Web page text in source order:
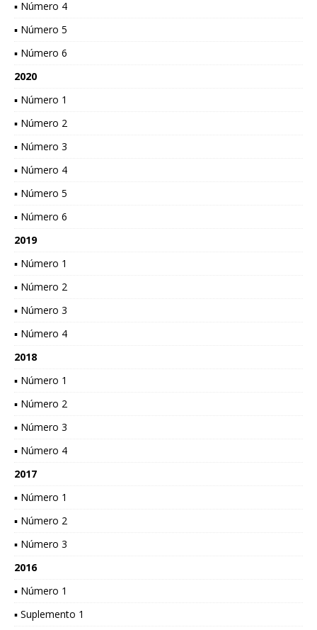
▪ Número 4
▪ Número 5
▪ Número 6
2020
▪ Número 1
▪ Número 2
▪ Número 3
▪ Número 4
▪ Número 5
▪ Número 6
2019
▪ Número 1
▪ Número 2
▪ Número 3
▪ Número 4
2018
▪ Número 1
▪ Número 2
▪ Número 3
▪ Número 4
2017
▪ Número 1
▪ Número 2
▪ Número 3
2016
▪ Número 1
▪ Suplemento 1